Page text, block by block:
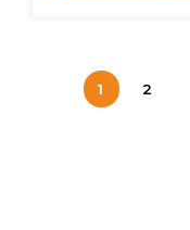
1 2